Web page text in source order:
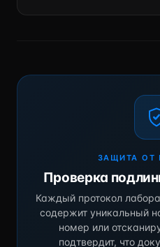
ЗАЩИТА ОТ
Проверка
Каждый протокол
содержит уникальный
номер или
подтвердит, что